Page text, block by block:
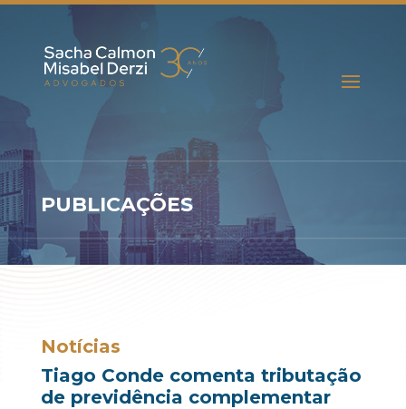
PUBLICAÇÕES
Notícias
Tiago Conde comenta tributação
de previdência complementar